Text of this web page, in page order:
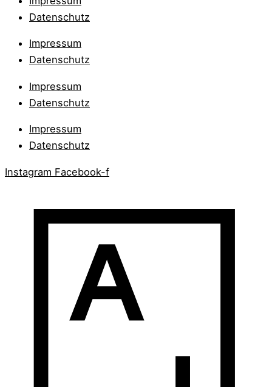
Datenschutz
Impressum
Datenschutz
Impressum
Datenschutz
Impressum
Datenschutz
Instagram Facebook-f